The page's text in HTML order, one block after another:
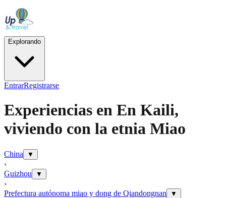
Explorando
EntrarRegistrarse
Experiencias en En Kaili,
viviendo con la etnia Miao
China ▼
›
Guizhou
▼
›
Prefectura autónoma miao y dong de Qiandongnan
▼